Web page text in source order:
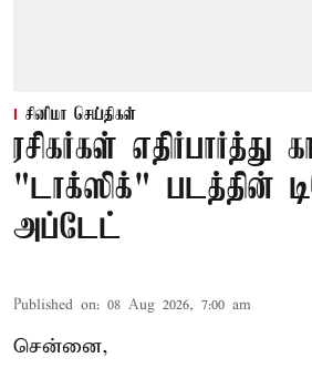
சினிமா செய்திகள்
ரசிகர்கள் எதிர்பார்த்து
"டாக்ஸிக்" படத்தின்
அப்டேட்
Published on: 08 Aug 2026, 7:00 am
சென்னை,